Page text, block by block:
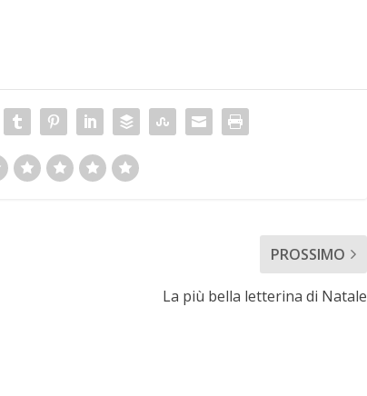
PROSSIMO
La più bella letterina di Natale